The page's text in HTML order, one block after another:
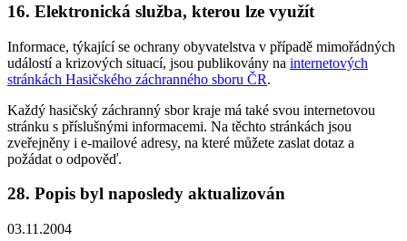
16. Elektronická služba, kterou lze využít
Informace, týkající se ochrany obyvatelstva v případě mimořádných
událostí a krizových situací, jsou publikovány na internetových
stránkách Hasičského záchranného sboru ČR.
Každý hasičský záchranný sbor kraje má také svou internetovou
stránku s příslušnými informacemi. Na těchto stránkách jsou
zveřejněny i e-mailové adresy, na které můžete zaslat dotaz a
požádat o odpověď.
28. Popis byl naposledy aktualizován
03.11.2004